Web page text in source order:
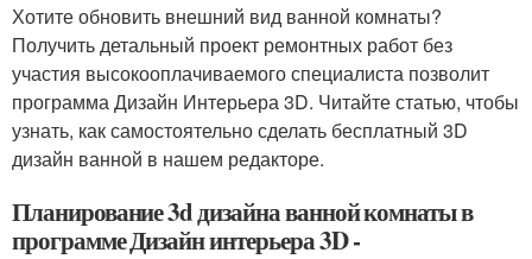
Хотите обновить внешний вид ванной комнаты?
Получить детальный проект ремонтных работ без
участия высокооплачиваемого специалиста позволит
программа Дизайн Интерьера 3D. Читайте статью, чтобы
узнать, как самостоятельно сделать бесплатный 3D
дизайн ванной в нашем редакторе.
Планирование 3d дизайна ванной комнаты в
программе Дизайн интерьера 3D -